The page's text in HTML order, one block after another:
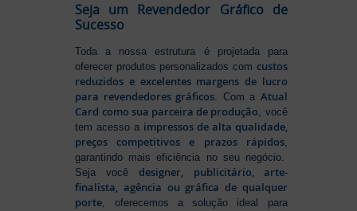
Seja um Revendedor Gráfico de
Sucesso
Toda a nossa estrutura é projetada para
oferecer produtos personalizados com custos
reduzidos e excelentes margens de lucro
para revendedores gráficos. Com a Atual
Card como sua parceira de produção, você
tem acesso a impressos de alta qualidade,
preços competitivos e prazos rápidos,
garantindo mais eficiência no seu negócio.
Seja vocêdesigner, publicitário, arte-
finalista, agência ou gráfica de qualquer
porte, oferecemos a solução ideal para